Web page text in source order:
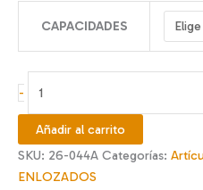
precios:
desde
$20.990
hasta
CAPACIDADES
-
enlozado
gallo
cantidad
Añadir al carrito
SKU: 26-044A Categorías:
ENLOZADOS